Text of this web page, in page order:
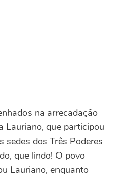
na arrecadação
Lauriano, que participou
sedes dos Três Poderes
que lindo! O povo
Lauriano, enquanto